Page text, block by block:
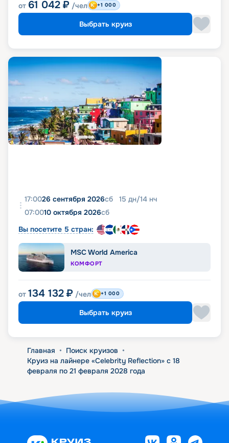
от 61 042 ₽ /чел +1 000
Выбрать круиз
17:0026 сентября 2026сб 15 дн/14 нч
07:0010 октября 2026сб
Вы посетите 5 стран:
MSC World America
КОМФОРТ
от 134 132 ₽ /чел +1 000
Выбрать круиз
Главная • Поиск круизов •
Круиз на лайнере «Celebrity Reflection» с 18
февраля по 21 февраля 2028 года